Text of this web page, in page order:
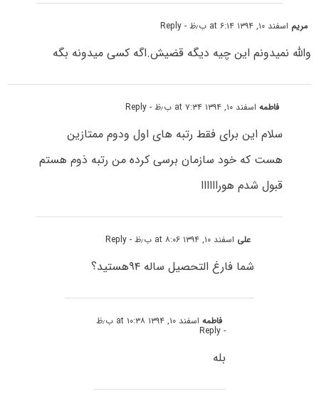
مریم اسفند ۱۰, ۱۳۹۴ at ۶:۱۴ ب٫ظ - Reply
والله نمیدونم این چیه دیگه قضیش.اگه کسی میدونه بگه
فاطمهاسفند ۱۰, ۱۳۹۴ at ۷:۳۴ ب٫ظ - Reply
سلام این برای فقط رتبه های اول ودوم ممتازین
هست که خود سازمان برسی کرده من رتبه ذوم هستم
قبول شدم هوراااااا
علی اسفند ۱۰, ۱۳۹۴ at ۸:۰۶ ب٫ظ - Reply
شما فارغ التحصیل ساله ۹۴هستید؟
فاطمهاسفند ۱۰, ۱۳۹۴ at ۱۰:۳۸ ب٫ظ
- Reply
بله